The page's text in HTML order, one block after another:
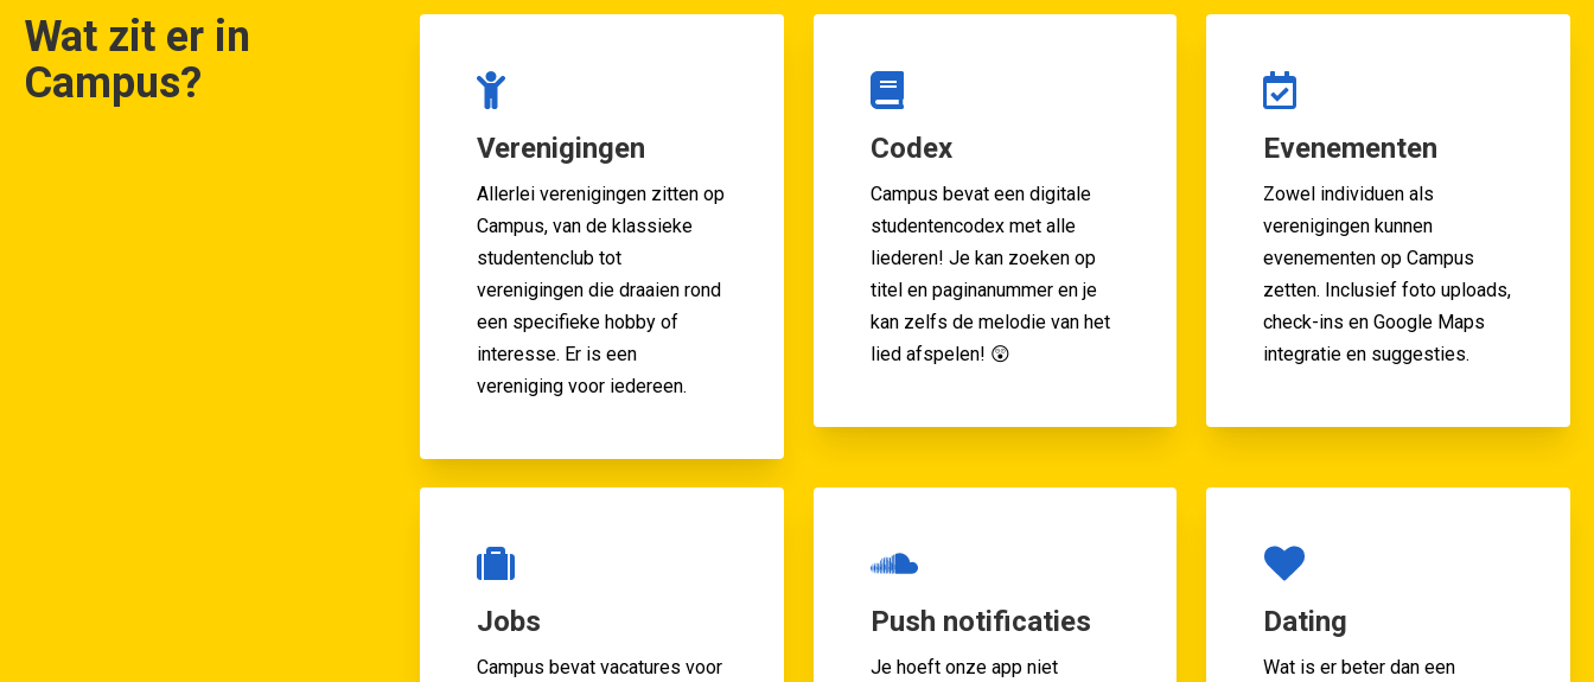
Wat zit er in
Campus?
Verenigingen
Allerlei verenigingen zitten op
Campus, van de klassieke
studentenclub tot
verenigingen die draaien rond
een specifieke hobby of
interesse. Er is een
vereniging voor iedereen.
Codex
Campus bevat een digitale
studentencodex met alle
liederen! Je kan zoeken op
titel en paginanummer en je
kan zelfs de melodie van het
lied afspelen! 😲
Evenementen
Zowel individuen als
verenigingen kunnen
evenementen op Campus
zetten. Inclusief foto uploads,
check-ins en Google Maps
integratie en suggesties.
Jobs
Campus bevat vacatures voor
Push notificaties
Je hoeft onze app niet
Dating
Wat is er beter dan een